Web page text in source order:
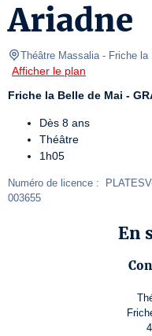
Ariadne
Théâtre Massalia - Friche la
Afficher le plan
Friche la Belle de Mai -
Dès 8 ans
Théâtre
1h05
Numéro de licence :
003655
En